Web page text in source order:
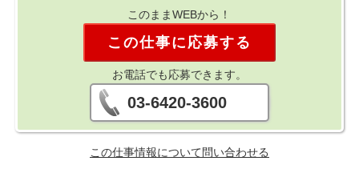
このままWEBから！
この仕事に応募する
お電話でも応募できます。
03-6420-3600
この仕事情報について問い合わせる